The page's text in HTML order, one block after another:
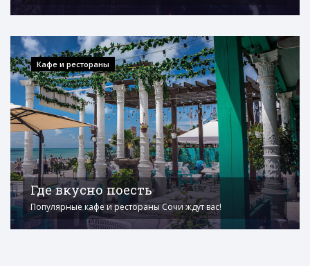
Кафе и рестораны
Где вкусно поесть
Популярные кафе и рестораны Сочи ждут вас!